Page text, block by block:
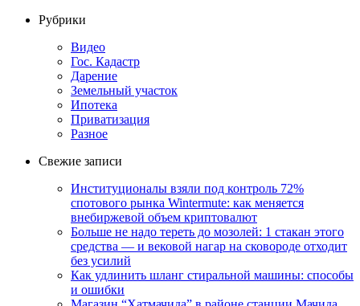
Рубрики
Видео
Гос. Кадастр
Дарение
Земельный участок
Ипотека
Приватизация
Разное
Свежие записи
Институционалы взяли под контроль 72%
спотового рынка Wintermute: как меняется
внебиржевой объем криптовалют
Больше не надо тереть до мозолей: 1 стакан этого
средства — и вековой нагар на сковороде отходит
без усилий
Как удлинить шланг стиральной машины: способы
и ошибки